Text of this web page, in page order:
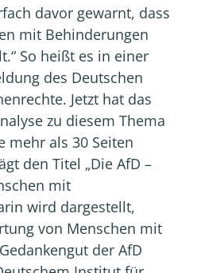
davor gewarnt, dass
mit Behinderungen
So heißt es in einer
des Deutschen
Jetzt hat das
zu diesem Thema
mehr als 30 Seiten
den Titel „Die AfD –
mit
wird dargestellt,
von Menschen mit
der AfD